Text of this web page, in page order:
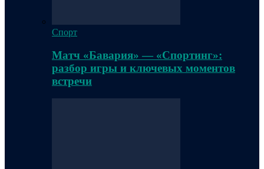
Спорт
Матч «Бавария» — «Спортинг»:
разбор игры и ключевых моментов
встречи